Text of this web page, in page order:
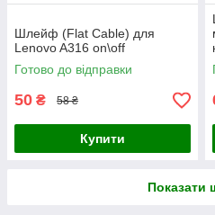
Шлейф (Flat Cable) для
Lenovo A316 on\off
Готово до відправки
50 ₴ 58 ₴
Купити
Показати